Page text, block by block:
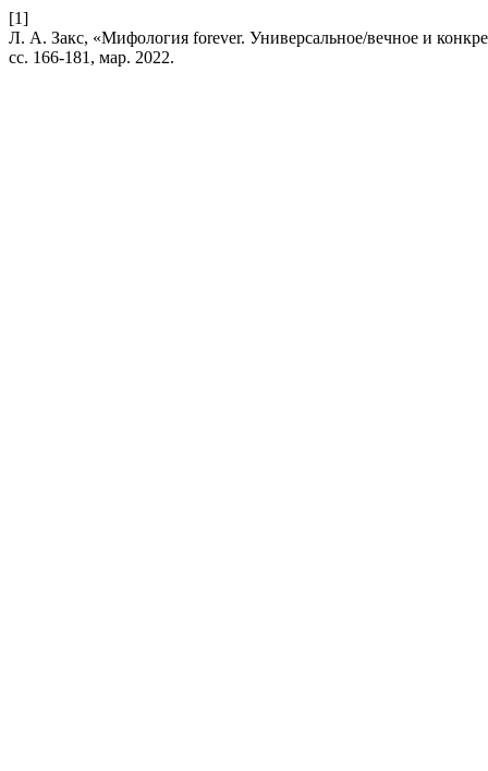
[1]
Л. А. Закс, «Мифология forever. Универсальное/вечное и
сс. 166-181, мар. 2022.